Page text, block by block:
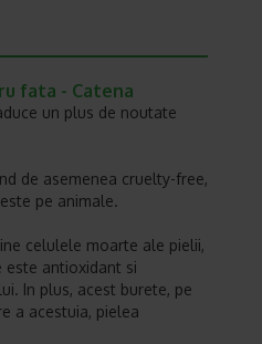
fata - Catena
un plus de noutate
de asemenea cruelty-free,
pe animale.
celulele moarte ale pielii,
este antioxidant si
In plus, acest burete, pe
a acestuia, pielea